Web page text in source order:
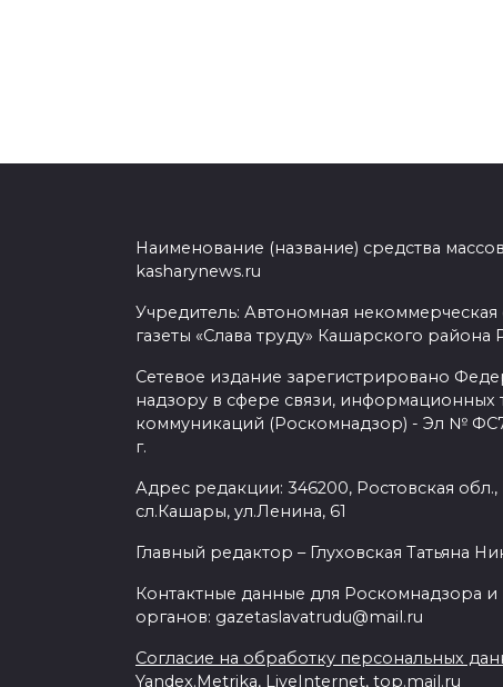
Наименование (название) средства
kasharynews.ru
Учредитель: Автономная некоммерческая
газеты «Слава труду» Кашарского района
Сетевое издание зарегистрировано
надзору в сфере связи, информационных
коммуникаций (Роскомнадзор) - Эл №
г.
Адрес редакции: 346200, Ростовская
сл.Кашары, ул.Ленина, 61
Главный редактор – Глуховская Татьяна
Контактные данные для Роскомнадзора и
органов: gazetaslavatrudu@mail.ru
Согласие на обработку персональных
Yandex.Metrika, LiveInternet, top.mail.ru